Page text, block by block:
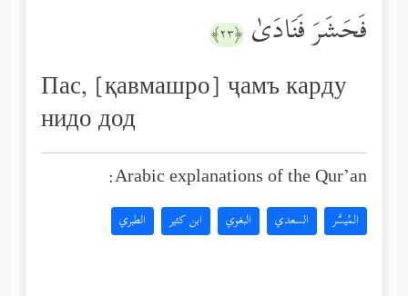
فَحَشَرَ فَنَادَىٰ ﴿٢٣﴾
Пас, [қавмашро] ҷамъ карду
нидо дод
Arabic explanations of the Qur’an:
المُيسَّر السعدي البغوي ابن كثير الطبري